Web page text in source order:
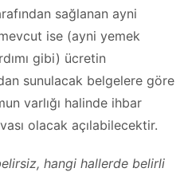
sağlanan ayni
ise (ayni yemek
gibi) ücretin
sunulacak belgelere göre
varlığı halinde ihbar
olacak açılabilecektir.
hangi hallerde belirli